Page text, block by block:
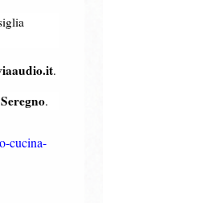
.
.
cucina-